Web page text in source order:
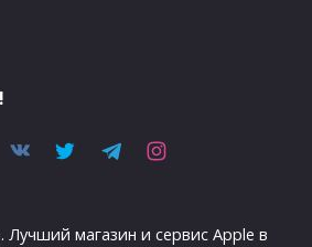
Лучший магазин и сервис Apple в